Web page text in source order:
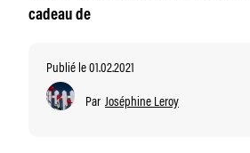
cadeau de
Publié le 01.02.2021
Par Joséphine Leroy